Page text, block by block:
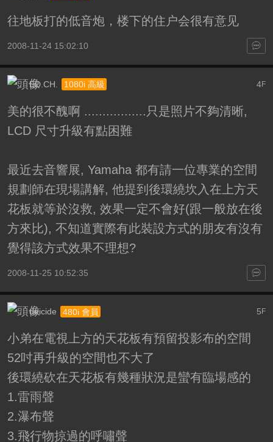
往地板打的低音炮，楼下的住户会很有意见
2008-11-24 15:02:10
4F
ED.CH. 1080i 高級
美的很不醜啊 .................只是照片不夠清晰,
LCD 尺寸升級有點困難
最近去音響展, Yamaha 都有請一位專業的空間
規劃師在現場講解, 他提到後環繞坎入在上方天
花板就等於沒救, 效果一定不會好(跟一般放在後
方來比), 不知道實際有此裝設方式的朋友有沒有
覺得該方式效果不理想?
2008-11-25 10:52:35
5 F
deicide 480i 會員
小弟在電視上方的天花板有預留投影布的空間
52吋再升級的空間也不大了
後環繞砍在天花板有幾種狀況是蠻有臨場感的
1.雷雨聲
2.瀑布聲
3.飛行物掠過的呼嘯聲